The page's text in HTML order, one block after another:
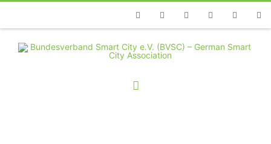
TelefonFacebookTwitterYoutubeInstagramLinkedin